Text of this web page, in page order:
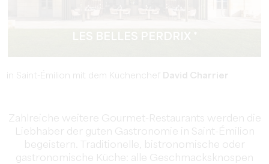
LES BELLES PERDRIX *
in Saint-Émilion mit dem Küchenchef David Charrier
Zahlreiche weitere Gourmet-Restaurants werden die
Liebhaber der guten Gastronomie in Saint-Émilion
begeistern. Traditionelle, bistronomische oder
gastronomische Küche: alle Geschmacksknospen